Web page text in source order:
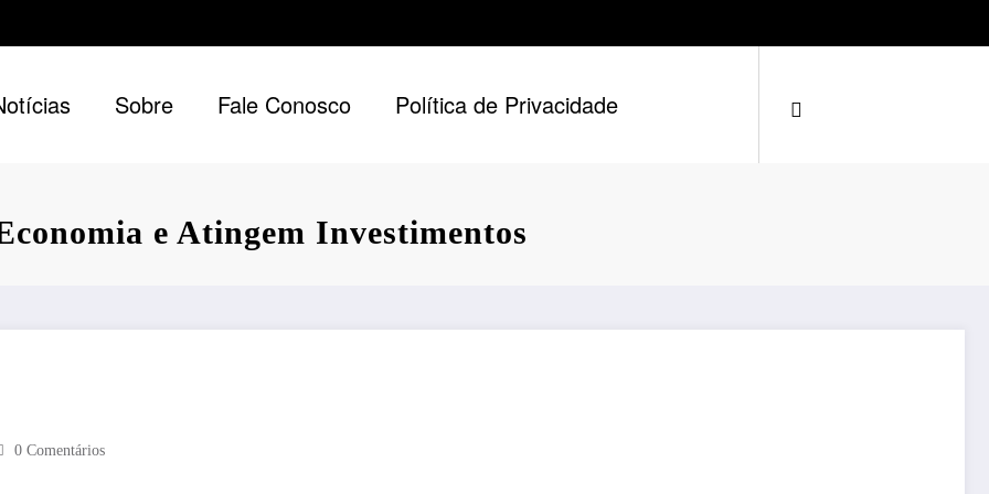
Sobre Fale Conosco Política de Privacidade
e Atingem Investimentos
0 Comentários